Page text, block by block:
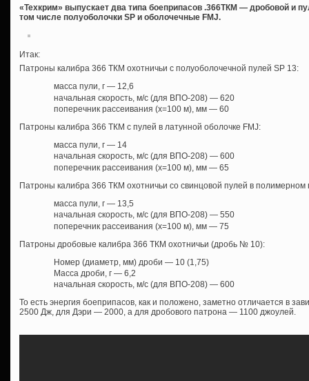
«Техкрим» выпускает два типа боеприпасов .366ТКМ — дробовой и
том числе полуоболочки SP и оболочечные FMJ.
Итак:
Патроны калибра 366 ТКМ охотничьи с полуоболочечной пулей SP 13:
масса пули, г — 12,6
начальная скорость, м/с (для ВПО-208) — 620
поперечник рассеивания (х=100 м), мм — 60
Патроны калибра 366 ТКМ с пулей в латунной оболочке FMJ:
масса пули, г — 14
начальная скорость, м/с (для ВПО-208) — 600
поперечник рассеивания (х=100 м), мм — 65
Патроны калибра 366 ТКМ охотничьи со свинцовой пулей в полимерном
масса пули, г — 13,5
начальная скорость, м/с (для ВПО-208) — 550
поперечник рассеивания (х=100 м), мм — 75
Патроны дробовые калибра 366 ТКМ охотничьи (дробь № 10):
Номер (диаметр, мм) дроби — 10 (1,75)
Масса дроби, г — 6,2
начальная скорость, м/с (для ВПО-208) — 600
То есть энергия боеприпасов, как и положено, заметно отличается в
2500 Дж, для Дэри — 2000, а для дробового патрона — 1100 джоулей.